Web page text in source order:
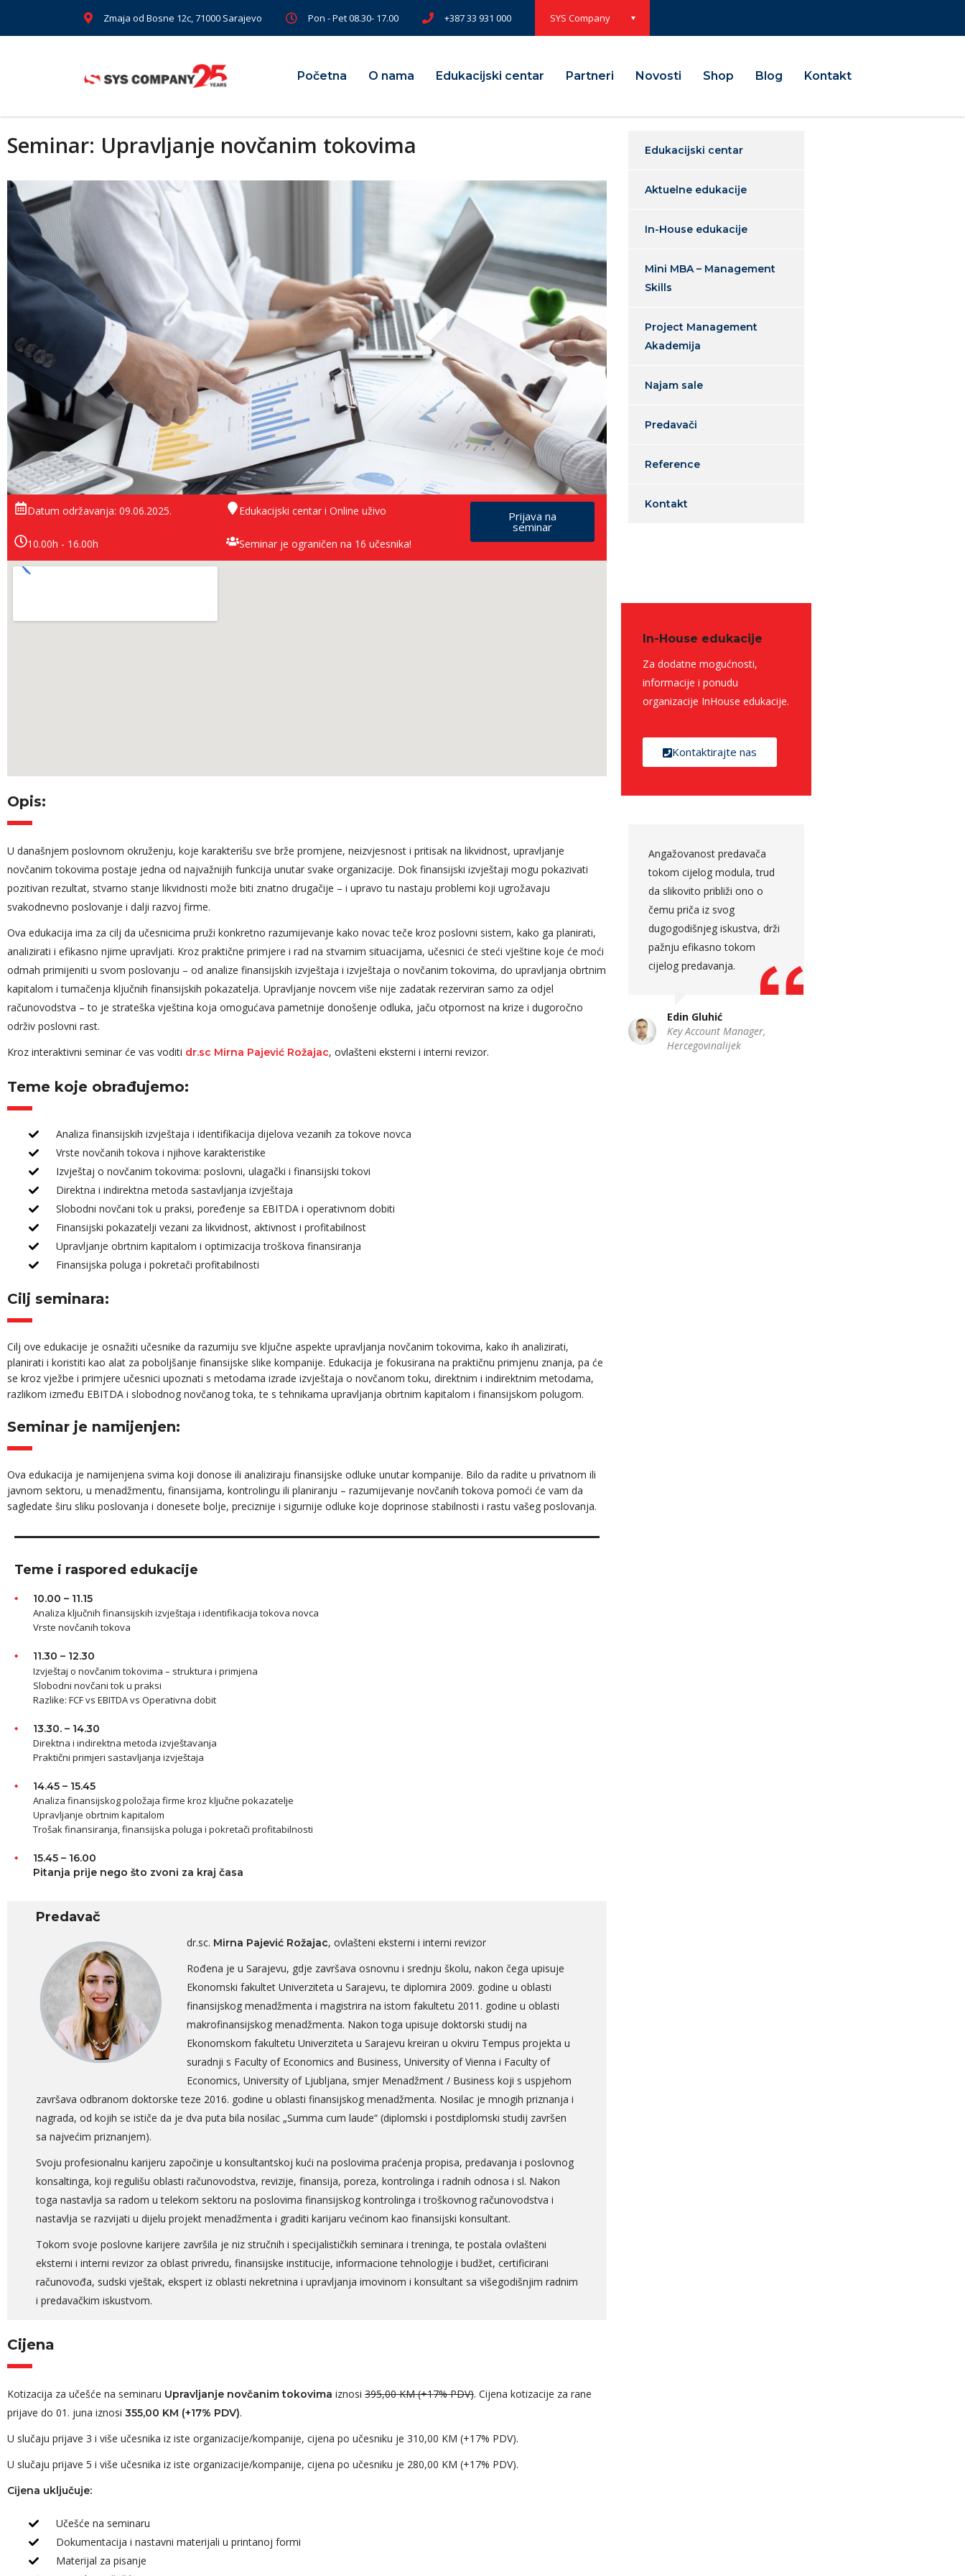
SYS Company
Zmaja od Bosne 12c, 71000 Sarajevo Pon - Pet 08.30- 17.00 +387 33 931 000
Početna O nama Edukacijski centar Partneri Novosti Shop Blog Kontakt
Seminar: Upravljanje novčanim tokovima
Datum održavanja: 09.06.2025.
10.00h - 16.00h
Edukacijski centar i Online uživo
Seminar je ograničen na 16 učesnika!
Prijava na
seminar
Opis:
U današnjem poslovnom okruženju, koje karakterišu sve brže promjene, neizvjesnost i pritisak na likvidnost, upravljanje
novčanim tokovima postaje jedna od najvažnijih funkcija unutar svake organizacije. Dok finansijski izvještaji mogu pokazivati
pozitivan rezultat, stvarno stanje likvidnosti može biti znatno drugačije – i upravo tu nastaju problemi koji ugrožavaju
svakodnevno poslovanje i dalji razvoj firme.
Ova edukacija ima za cilj da učesnicima pruži konkretno razumijevanje kako novac teče kroz poslovni sistem, kako ga planirati,
analizirati i efikasno njime upravljati. Kroz praktične primjere i rad na stvarnim situacijama, učesnici će steći vještine koje će moći
odmah primijeniti u svom poslovanju – od analize finansijskih izvještaja i izvještaja o novčanim tokovima, do upravljanja obrtnim
kapitalom i tumačenja ključnih finansijskih pokazatelja. Upravljanje novcem više nije zadatak rezerviran samo za odjel
računovodstva – to je strateška vještina koja omogućava pametnije donošenje odluka, jaču otpornost na krize i dugoročno
održiv poslovni rast.
Kroz interaktivni seminar će vas voditi dr.sc Mirna Pajević Rožajac, ovlašteni eksterni i interni revizor.
Teme koje obrađujemo:
Analiza finansijskih izvještaja i identifikacija dijelova vezanih za tokove novca
Vrste novčanih tokova i njihove karakteristike
Izvještaj o novčanim tokovima: poslovni, ulagački i finansijski tokovi
Direktna i indirektna metoda sastavljanja izvještaja
Slobodni novčani tok u praksi, poređenje sa EBITDA i operativnom dobiti
Finansijski pokazatelji vezani za likvidnost, aktivnost i profitabilnost
Upravljanje obrtnim kapitalom i optimizacija troškova finansiranja
Finansijska poluga i pokretači profitabilnosti
Cilj seminara:
Cilj ove edukacije je osnažiti učesnike da razumiju sve ključne aspekte upravljanja novčanim tokovima, kako ih analizirati,
planirati i koristiti kao alat za poboljšanje finansijske slike kompanije. Edukacija je fokusirana na praktičnu primjenu znanja, pa će
se kroz vježbe i primjere učesnici upoznati s metodama izrade izvještaja o novčanom toku, direktnim i indirektnim metodama,
razlikom između EBITDA i slobodnog novčanog toka, te s tehnikama upravljanja obrtnim kapitalom i finansijskom polugom.
Seminar je namijenjen:
Ova edukacija je namijenjena svima koji donose ili analiziraju finansijske odluke unutar kompanije. Bilo da radite u privatnom ili
javnom sektoru, u menadžmentu, finansijama, kontrolingu ili planiranju – razumijevanje novčanih tokova pomoći će vam da
sagledate širu sliku poslovanja i donesete bolje, preciznije i sigurnije odluke koje doprinose stabilnosti i rastu vašeg poslovanja.
Teme i raspored edukacije
10.00 – 11.15
Analiza ključnih finansijskih izvještaja i identifikacija tokova novca
Vrste novčanih tokova
11.30 – 12.30
Izvještaj o novčanim tokovima – struktura i primjena
Slobodni novčani tok u praksi
Razlike: FCF vs EBITDA vs Operativna dobit
13.30. – 14.30
Direktna i indirektna metoda izvještavanja
Praktični primjeri sastavljanja izvještaja
14.45 – 15.45
Analiza finansijskog položaja firme kroz ključne pokazatelje
Upravljanje obrtnim kapitalom
Trošak finansiranja, finansijska poluga i pokretači profitabilnosti
15.45 – 16.00
Pitanja prije nego što zvoni za kraj časa
Predavač
dr.sc. Mirna Pajević Rožajac, ovlašteni eksterni i interni revizor
Rođena je u Sarajevu, gdje završava osnovnu i srednju školu, nakon čega upisuje
Ekonomski fakultet Univerziteta u Sarajevu, te diplomira 2009. godine u oblasti
finansijskog menadžmenta i magistrira na istom fakultetu 2011. godine u oblasti
makrofinansijskog menadžmenta. Nakon toga upisuje doktorski studij na
Ekonomskom fakultetu Univerziteta u Sarajevu kreiran u okviru Tempus projekta u
suradnji s Faculty of Economics and Business, University of Vienna i Faculty of
Economics, University of Ljubljana, smjer Menadžment / Business koji s uspjehom
završava odbranom doktorske teze 2016. godine u oblasti finansijskog menadžmenta. Nosilac je mnogih priznanja i
nagrada, od kojih se ističe da je dva puta bila nosilac „Summa cum laude“ (diplomski i postdiplomski studij završen
sa najvećim priznanjem).
Svoju profesionalnu karijeru započinje u konsultantskoj kući na poslovima praćenja propisa, predavanja i poslovnog
konsaltinga, koji regulišu oblasti računovodstva, revizije, finansija, poreza, kontrolinga i radnih odnosa i sl. Nakon
toga nastavlja sa radom u telekom sektoru na poslovima finansijskog kontrolinga i troškovnog računovodstva i
nastavlja se razvijati u dijelu projekt menadžmenta i graditi karijaru većinom kao finansijski konsultant.
Tokom svoje poslovne karijere završila je niz stručnih i specijalističkih seminara i treninga, te postala ovlašteni
eksterni i interni revizor za oblast privredu, finansijske institucije, informacione tehnologije i budžet, certificirani
računovođa, sudski vještak, ekspert iz oblasti nekretnina i upravljanja imovinom i konsultant sa višegodišnjim radnim
i predavačkim iskustvom.
Cijena
Kotizacija za učešće na seminaru Upravljanje novčanim tokovima iznosi 395,00 KM (+17% PDV). Cijena kotizacije za rane
prijave do 01. juna iznosi 355,00 KM (+17% PDV).
U slučaju prijave 3 i više učesnika iz iste organizacije/kompanije, cijena po učesniku je 310,00 KM (+17% PDV).
U slučaju prijave 5 i više učesnika iz iste organizacije/kompanije, cijena po učesniku je 280,00 KM (+17% PDV).
Cijena uključuje:
Učešće na seminaru
Dokumentacija i nastavni materijali u printanoj formi
Materijal za pisanje
Edukacijski centar
Aktuelne edukacije
In-House edukacije
Mini MBA – Management
Skills
Project Management
Akademija
Najam sale
Predavači
Reference
Kontakt
In-House edukacije
Za dodatne mogućnosti,
informacije i ponudu
organizacije InHouse edukacije.
Kontaktirajte nas
Angažovanost predavača
tokom cijelog modula, trud
da slikovito približi ono o
čemu priča iz svog
dugogodišnjeg iskustva, drži
pažnju efikasno tokom
cijelog predavanja.
Edin Gluhić
Key Account Manager,
Hercegovinalijek
Kontroling u ljudskim
potencijalima za mene
predstavlja jedan sasvim
cijelu karijeru provela u
računovodstvu, ja smatram
da sam danas kroz praktički
dio uspjela shvatiti dio
kontrolinga.
Arijana Kekić
Predavanje koje je održao
Nenad Trajkovski zasnovano
je na pojašnjenju agilnog
projektima, uz osvrt na
osnovne razlike
tradicionalnog tzv. waterfall
modela i agilnog pristupa.
Predavanje je bilo jasno i
poslovnih situacija sa kojim
Angažovanost predavača
tokom cijelog modula, trud
da slikovito približi ono o
čemu priča iz svog
dugogodišnjeg iskustva, drži
pažnju efikasno tokom
cijelog predavanja.
Edin Gluhić
Key Account Manager,
Hercegovinalijek